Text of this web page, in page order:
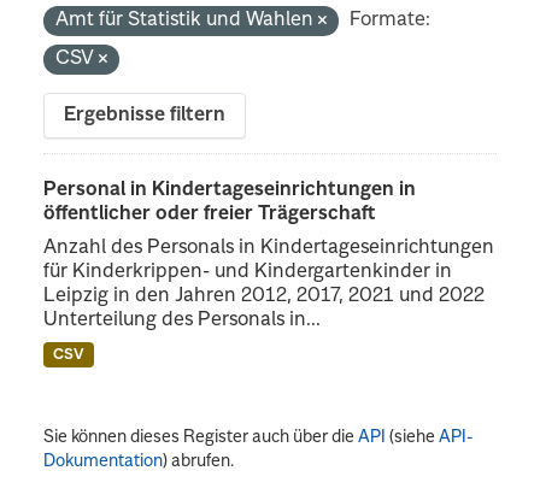
Amt für Statistik und Wahlen
Formate:
CSV
Ergebnisse filtern
Personal in Kindertageseinrichtungen in
öffentlicher oder freier Trägerschaft
Anzahl des Personals in Kindertageseinrichtungen
für Kinderkrippen- und Kindergartenkinder in
Leipzig in den Jahren 2012, 2017, 2021 und 2022
Unterteilung des Personals in...
CSV
Sie können dieses Register auch über dieAPI (sieheAPI-
Dokumentation) abrufen.